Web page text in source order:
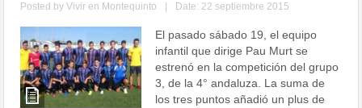
Posted byVivir en Montequinto Date: 22 septiembre 2015
El pasado sábado 19, el equipo
infantil que dirige Pau Murt se
estrenó en la competición del grupo
3, de la 4° andaluza. La suma de
los tres puntos añadió un plus de